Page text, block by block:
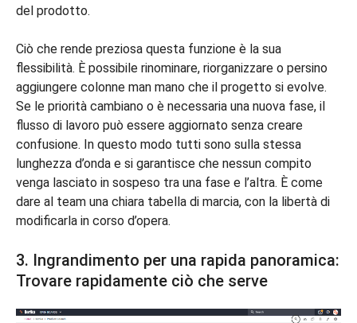
del prodotto.
Ciò che rende preziosa questa funzione è la sua
flessibilità. È possibile rinominare, riorganizzare o persino
aggiungere colonne man mano che il progetto si evolve.
Se le priorità cambiano o è necessaria una nuova fase, il
flusso di lavoro può essere aggiornato senza creare
confusione. In questo modo tutti sono sulla stessa
lunghezza d’onda e si garantisce che nessun compito
venga lasciato in sospeso tra una fase e l’altra. È come
dare al team una chiara tabella di marcia, con la libertà di
modificarla in corso d’opera.
3. Ingrandimento per una rapida panoramica:
Trovare rapidamente ciò che serve